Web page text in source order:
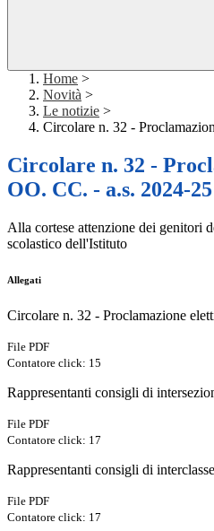
Home >
Novità >
Le notizie >
Circolare n. 32 -
Circolare n. 32 -
OO. CC. - a.s. 2024-25
Alla cortese attenzione dei genitori
scolastico dell'Istituto
Allegati
Circolare n. 32 - Proclamazione
File PDF
Contatore click: 15
Rappresentanti consigli di
File PDF
Contatore click: 17
Rappresentanti consigli di
File PDF
Contatore click: 17